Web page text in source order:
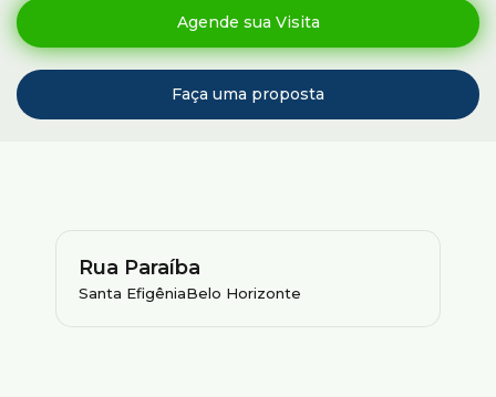
Rua Paraíba
Santa EfigêniaBelo Horizonte